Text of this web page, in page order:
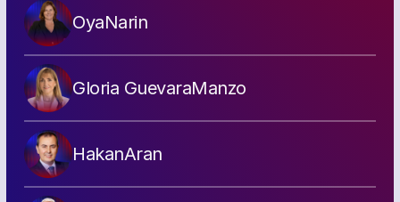
OyaNarin
Gloria GuevaraManzo
HakanAran